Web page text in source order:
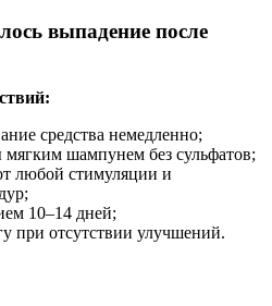
выпадение после
средства немедленно;
шампунем без сульфатов;
любой стимуляции и
10–14 дней;
при отсутствии улучшений.